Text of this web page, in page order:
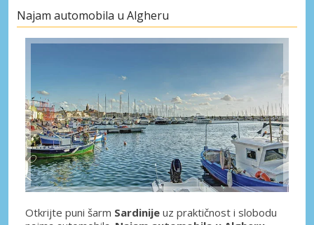
Najam automobila u Algheru
Otkrijte puni šarm Sardinije uz praktičnost i slobodu